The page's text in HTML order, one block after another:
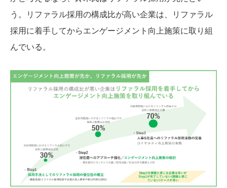
う。リファラル採用の構成比が高い企業は、リファラル
採用に着手してからエンゲージメント向上施策に取り組
んでいる。